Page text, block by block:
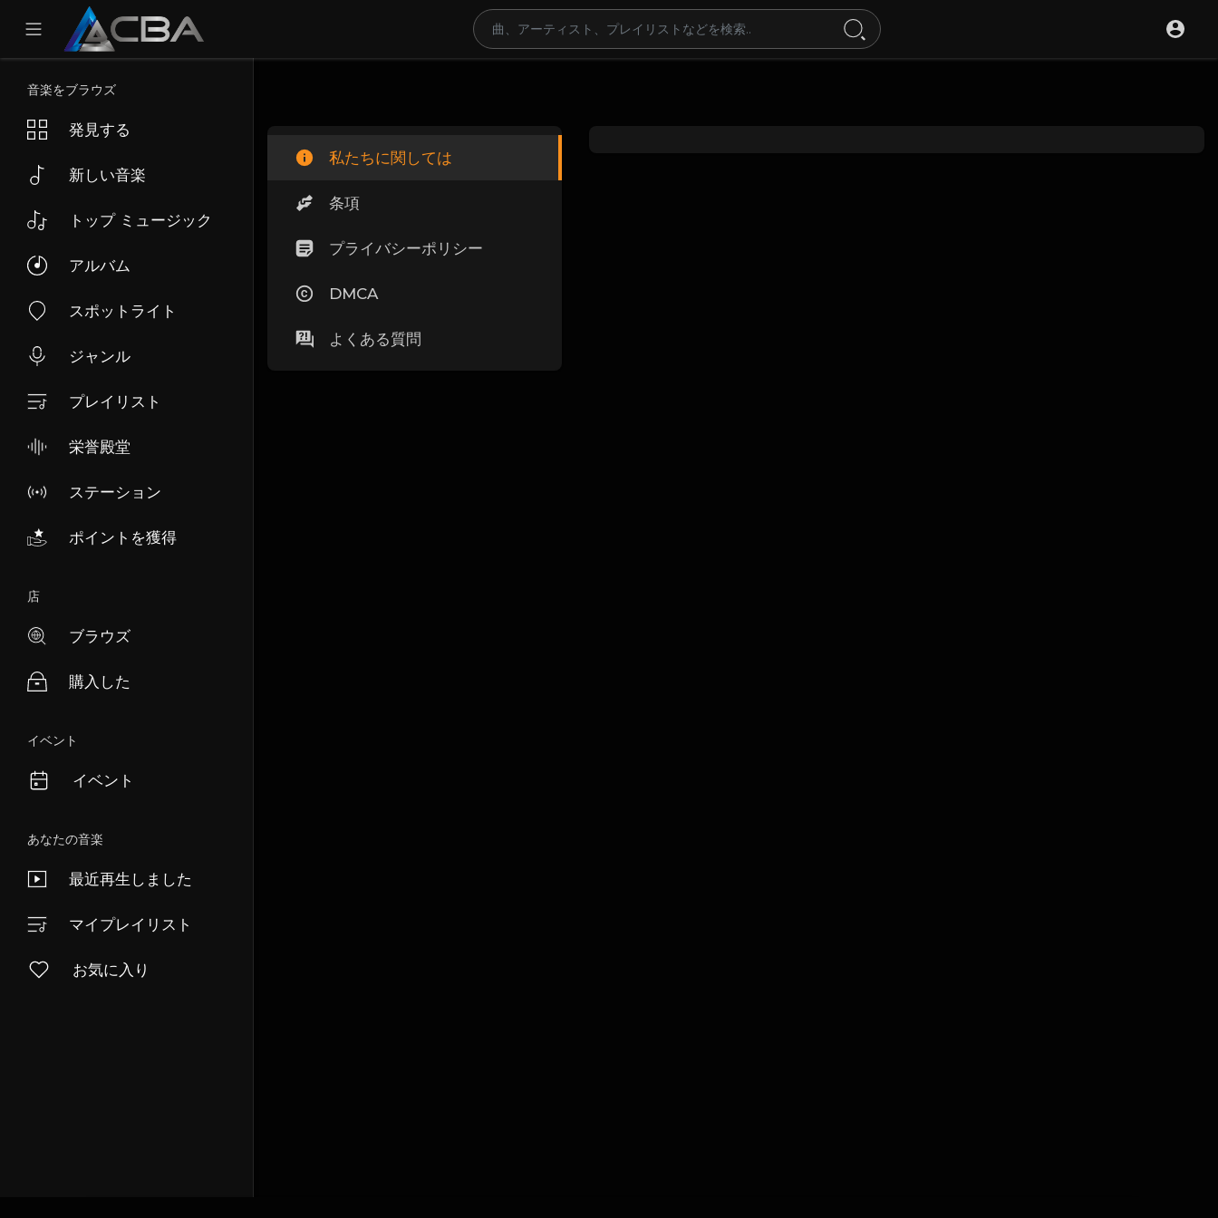
音楽をブラウズ
発見する
新しい音楽
トップ ミュージック
アルバム
スポットライト
ジャンル
プレイリスト
栄誉殿堂
ステーション
ポイントを獲得
店
ブラウズ
購入した
イベント
イベント
あなたの音楽
最近再生しました
マイプレイリスト
お気に入り
私たちに関しては
条項
プライバシーポリシー
DMCA
よくある質問